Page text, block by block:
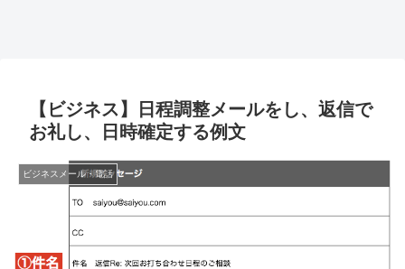
【ビジネス】日程調整メールをし、返信で
お礼し、日時確定する例文
ビジネスメール・電話